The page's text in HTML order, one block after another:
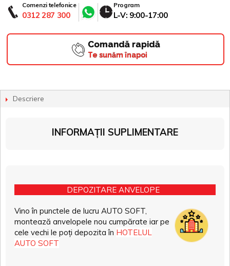
Comenzi telefonice
0312 287 300
Program
L-V: 9:00-17:00
Comandă rapidă
Te sunăm înapoi
Descriere
INFORMAȚII SUPLIMENTARE
DEPOZITARE ANVELOPE
Vino în punctele de lucru AUTO SOFT,
montează anvelopele nou cumpărate iar pe
cele vechi le poți depozita în HOTELUL
AUTO SOFT